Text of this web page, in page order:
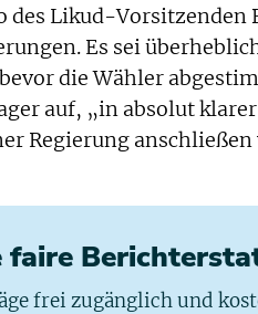
des Likud-
Es sei
die Wähler
auf, „in absolut
Regierung
frei zugänglich und